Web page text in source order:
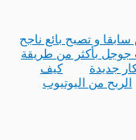
و تصبح بائع ناجح
بأكثر من طريقة
جديدة
كيف
الربح من اليوتيوب